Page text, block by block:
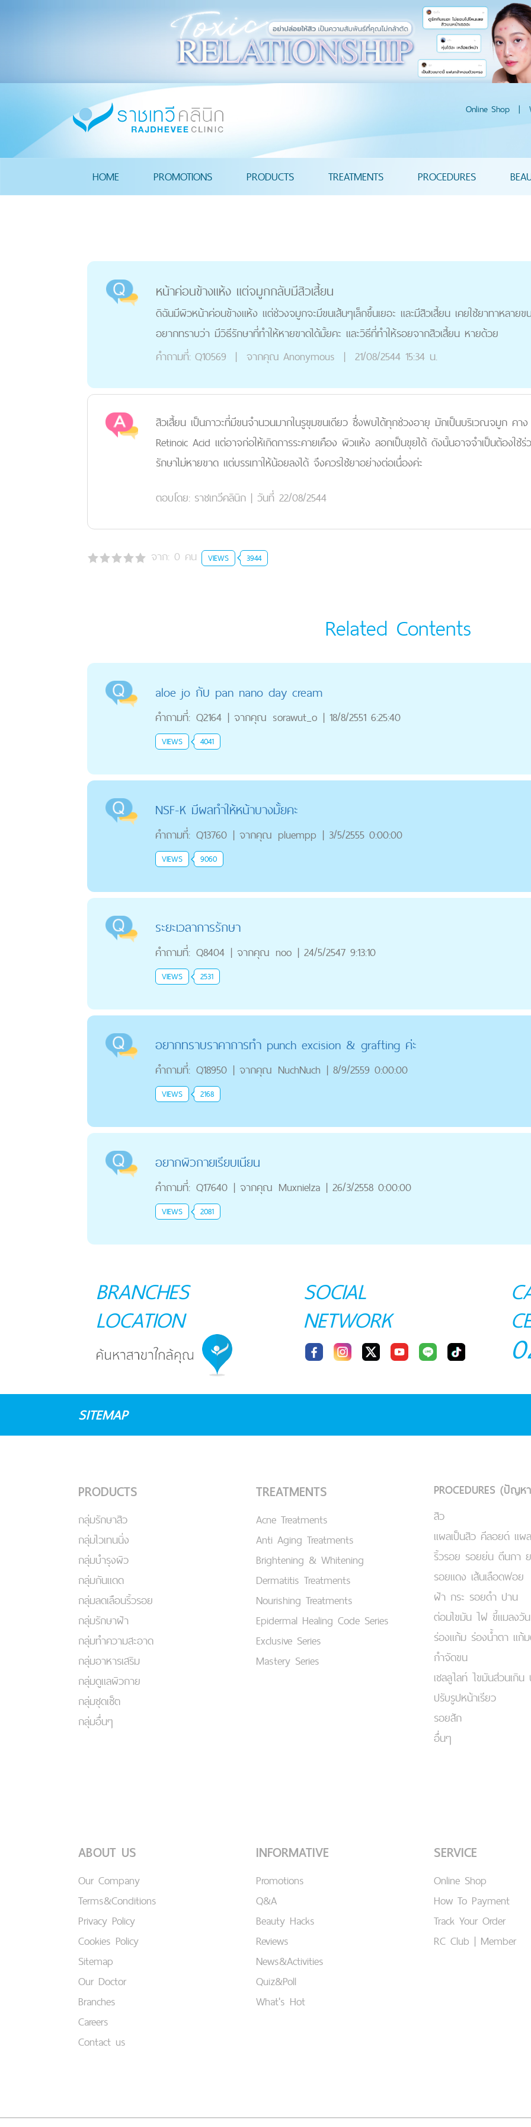
Online Shop |
HOME PROMOTIONS PRODUCTS TREATMENTS PROCEDURES
หน้าค่อนข้างแห้ง แต่จมูกกลับมีสิวเสี้ยน
ดิฉันมีผิวหน้าค่อนข้างแห้ง แต่ช่วงจมูกจะมีขนเส้นๆเล็กขึ้นเยอะ และมีสิวเสี้ยน เคยใช้ยาทาหลายข
อยากทราบว่า มีวิธีรักษาที่ทำให้หายขาดได้มั้ยคะ และวิธีที่ทำให้รอยจากสิวเสี้ยน หายด้วย
คำถามที่: Q10569 | จากคุณ Anonymous | 21/08/2544 15:34 น.
สิวเสี้ยน เป็นภาวะที่มีขนจำนวนมากในรูขุมขนเดียว ซึ่งพบได้ทุกช่วงอายุ มักเป็นบริเวณจมูก ค
Retinoic Acid แต่อาจก่อให้เกิดการระคายเคือง ผิวแห้ง ลอกเป็นขุยได้ ดังนั้นอาจจำเป็นต้องใ
รักษาไม่หายขาด แต่บรรเทาให้น้อยลงได้ จึงควรใช้ยาอย่างต่อเนื่องค่ะ
ตอบโดย: ราชเทวีคลินิก | วันที่ 22/08/2544
จาก: 0 คน VIEWS 3944
Related Contents
aloe jo กับ pan nano day cream
คำถามที่: Q2164 | จากคุณ sorawut_o | 18/8/2551 6:25:40
VIEWS 4041
NSF-K มีผลทำให้หน้าบางมั้ยคะ
คำถามที่: Q13760 | จากคุณ pluempp | 3/5/2555 0:00:00
VIEWS 9060
ระยะเวลาการรักษา
คำถามที่: Q8404 | จากคุณ noo | 24/5/2547 9:13:10
VIEWS 2531
อยากทราบราคาการทำ punch excision & grafting ค่ะ
คำถามที่: Q18950 | จากคุณ NuchNuch | 8/9/2559 0:00:00
VIEWS 2168
อยากผิวกายเรียบเนียน
คำถามที่: Q17640 | จากคุณ Muxnielza | 26/3/2558 0:00:00
VIEWS 2081
BRANCHES
LOCATION
SOCIAL
NETWORK
SITEMAP
PRODUCTS
กลุ่มรักษาสิว
กลุ่มไวเทนนิ่ง
กลุ่มบำรุงผิว
กลุ่มกันแดด
กลุ่มลดเลือนริ้วรอย
กลุ่มรักษาฝ้า
กลุ่มทำความสะอาด
กลุ่มอาหารเสริม
กลุ่มดูแลผิวกาย
กลุ่มชุดเซ็ต
กลุ่มอื่นๆ
TREATMENTS
Acne Treatments
Anti Aging Treatments
Brightening & Whitening
Dermatitis Treatments
Nourishing Treatments
Epidermal Healing Code Series
Exclusive Series
Mastery Series
PROCEDURES (ปัญห
สิว
แผลเป็นสิว คีลอยด์ แผ
ริ้วรอย รอยย่น ตีนกา
รอยแดง เส้นเลือดฟอย
ฝ้า กระ รอยดำ ปาน
ต่อมไขมัน ไฝ ขี้แมลงวั
ร่องแก้ม ร่องน้ำตา แก้
กำจัดขน
เชลลูไลท์ ไขมันส่วนเกิน
ปรับรูปหน้าเรียว
รอยสัก
อื่นๆ
ABOUT US
Our Company
Terms&Conditions
Privacy Policy
Cookies Policy
Sitemap
Our Doctor
Branches
Careers
Contact us
INFORMATIVE
Promotions
Q&A
Beauty Hacks
Reviews
News&Activities
Quiz&Poll
What's Hot
SERVICE
Online Shop
How To Payment
Track Your Order
RC Club | Member